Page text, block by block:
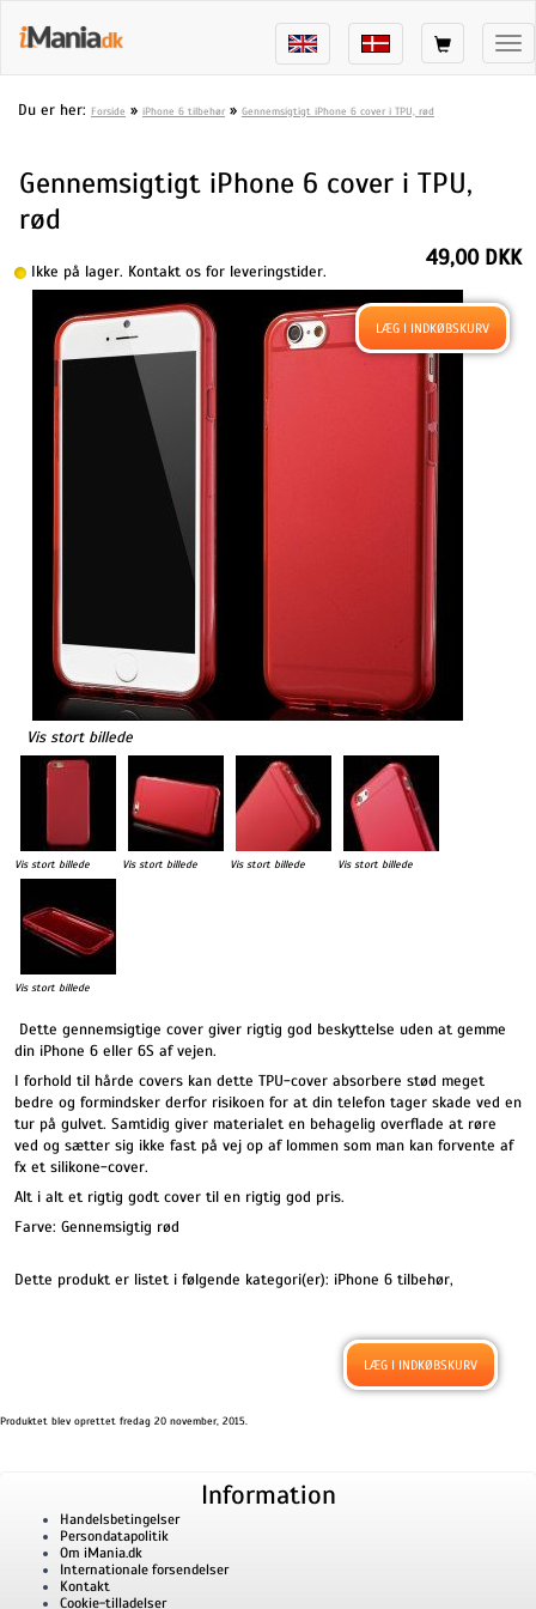
Du er her: Forside » iPhone 6 tilbehør » Gennemsigtigt iPhone 6 cover i TPU, rød
Gennemsigtigt iPhone 6 cover i TPU,
rød
Ikke på lager. Kontakt os for leveringstider.
Vis stort billede
49,00 DKK
Vis stort billede Vis stort billede Vis stort billede Vis stort billede
Vis stort billede
Dette gennemsigtige cover giver rigtig god beskyttelse uden at gemme
din iPhone 6 eller 6S af vejen.
I forhold til hårde covers kan dette TPU-cover absorbere stød meget
bedre og formindsker derfor risikoen for at din telefon tager skade ved en
tur på gulvet. Samtidig giver materialet en behagelig overflade at røre
ved og sætter sig ikke fast på vej op af lommen som man kan forvente af
fx et silikone-cover.
Alt i alt et rigtig godt cover til en rigtig god pris.
Farve: Gennemsigtig rød
Dette produkt er listet i følgende kategori(er): iPhone 6 tilbehør,
Produktet blev oprettet fredag 20 november, 2015.
Information
Handelsbetingelser
Persondatapolitik
Om iMania.dk
Internationale forsendelser
Kontakt
Cookie-tilladelser